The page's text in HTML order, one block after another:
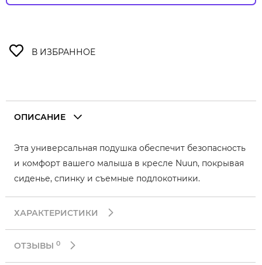
ОПИСАНИЕ
Эта универсальная подушка обеспечит безопасность
и комфорт вашего малыша в кресле Nuun, покрывая
сиденье, спинку и съемные подлокотники.
ХАРАКТЕРИСТИКИ
ОТЗЫВЫ 0